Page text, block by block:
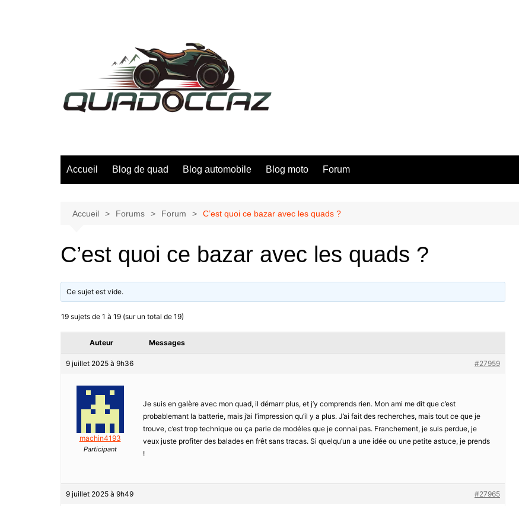
Accueil Blog de quad Blog automobile Blog moto Forum
Accueil Forums Forum C’est quoi ce bazar avec les quads ?
C’est quoi ce bazar avec les quads ?
Ce sujet est vide.
19 sujets de 1 à 19 (sur un total de 19)
Auteur Messages
9 juillet 2025 à 9h36 #27959
machin4193
Participant
Je suis en galère avec mon quad, il démarr plus, et j’y comprends rien. Mon ami me dit que c’est
probablemant la batterie, mais j’ai l’impression qu’il y a plus. J’ai fait des recherches, mais tout ce que je
trouve, c’est trop technique ou ça parle de modéles que je connai pas. Franchement, je suis perdue, je
veux juste profiter des balades en frêt sans tracas. Si quelqu’un a une idée ou une petite astuce, je prends
!
9 juillet 2025 à 9h49 #27965